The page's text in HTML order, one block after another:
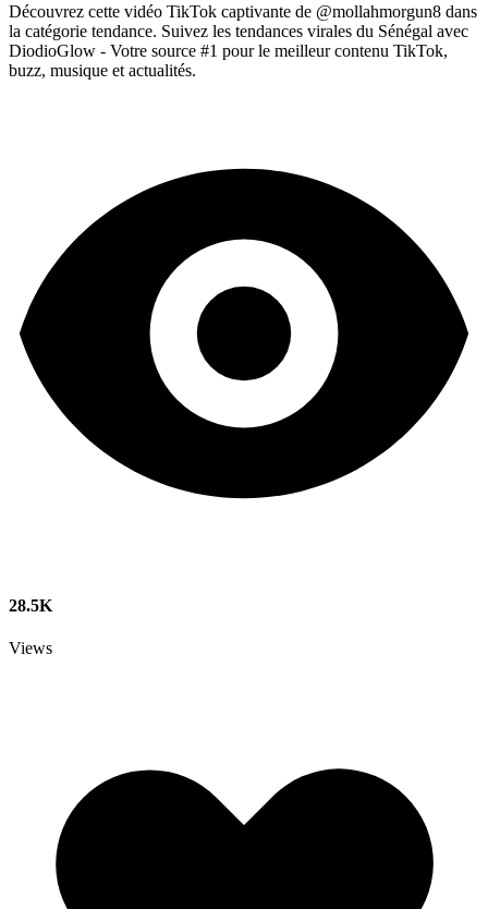
Découvrez cette vidéo TikTok captivante de @mollahmorgun8 dans
la catégorie tendance. Suivez les tendances virales du Sénégal avec
DiodioGlow - Votre source #1 pour le meilleur contenu TikTok,
buzz, musique et actualités.
28.5K
Views